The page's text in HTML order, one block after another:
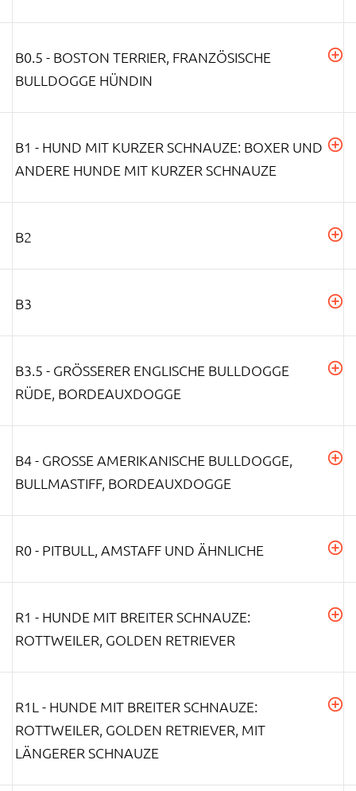
B0.5 - BOSTON TERRIER, FRANZÖSISCHE
BULLDOGGE HÜNDIN
B1 - HUND MIT KURZER SCHNAUZE: BOXER UND
ANDERE HUNDE MIT KURZER SCHNAUZE
B2
B3
B3.5 - GRÖSSERER ENGLISCHE BULLDOGGE R
ÜDE, BORDEAUXDOGGE
B4 - GROSSE AMERIKANISCHE BULLDOGGE, B
ULLMASTIFF, BORDEAUXDOGGE
R0 - PITBULL, AMSTAFF UND ÄHNLICHE
R1 - HUNDE MIT BREITER SCHNAUZE:
ROTTWEILER, GOLDEN RETRIEVER
R1L - HUNDE MIT BREITER SCHNAUZE:
ROTTWEILER, GOLDEN RETRIEVER, MIT
LÄNGERER SCHNAUZE